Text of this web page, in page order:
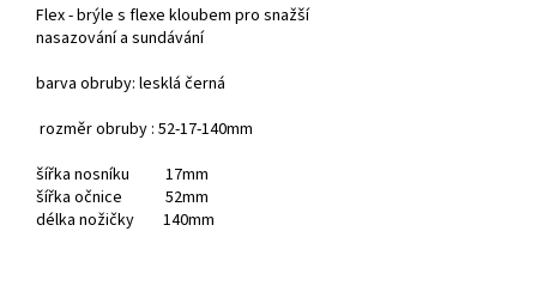
Flex - brýle s flexe kloubem pro snažší
nasazování a sundávání
barva obruby: lesklá černá
rozměr obruby : 52-17-140mm
šířka nosníku 17mm
šířka očnice 52mm
délka nožičky 140mm